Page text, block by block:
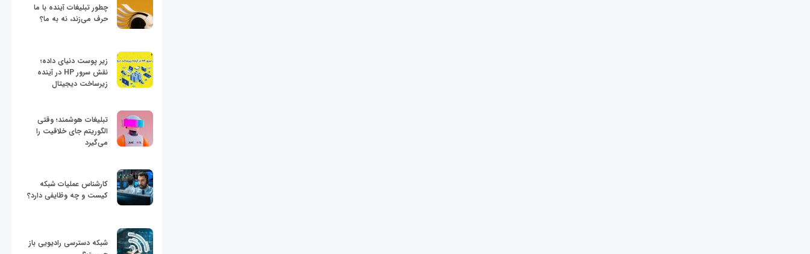
چطور تبلیغات آینده با ما
حرف می‌زند، نه به ما؟
زیر پوست دنیای داده؛
نقش سرور HP در آینده
زیرساخت دیجیتال
تبلیغات هوشمند؛ وقتی
الگوریتم جای خلاقیت را
می‌گیرد
کارشناس عملیات شبکه
کیست و چه وظایفی دارد؟
شبکه دسترسی رادیویی باز